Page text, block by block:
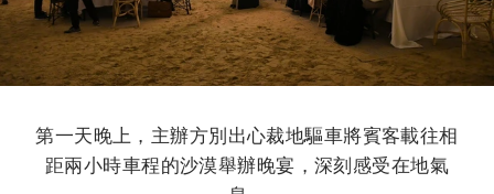
第一天晚上，主辦方別出心裁地驅車將賓客載往相
距兩小時車程的沙漠舉辦晚宴，深刻感受在地氣